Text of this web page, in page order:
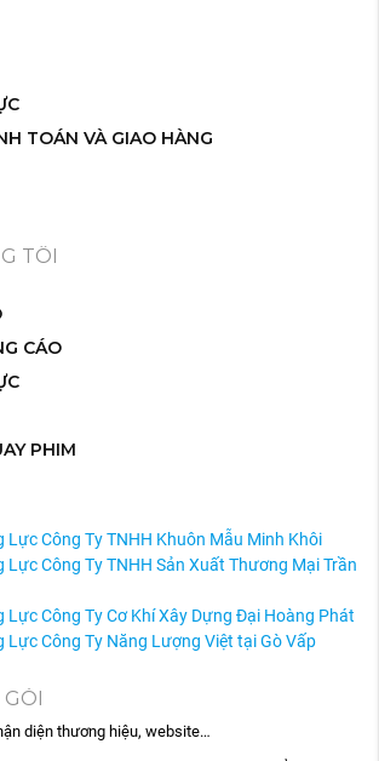
TOÁN VÀ GIAO HÀNG
TÔI
CÁO
PHIM
Lực Công Ty TNHH Khuôn Mẫu Minh Khôi
Lực Công Ty TNHH Sản Xuất Thương Mại Trần
Lực Công Ty Cơ Khí Xây Dựng Đại Hoàng Phát
Lực Công Ty Năng Lượng Việt tại Gò Vấp
diện thương hiệu, website…